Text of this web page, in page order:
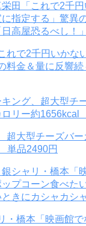
れで2千円いかな
料金＆量に反響
超大型チーズバー
単品2490円
・橋本「映画館